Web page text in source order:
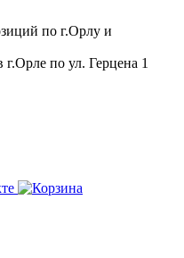
по г.Орлу и
г.Орле по ул. Герцена 1